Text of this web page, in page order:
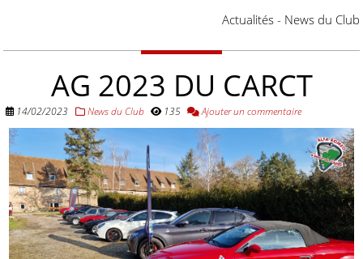
Actualités - News du Club
AG 2023 DU CARCT
14/02/2023 News du Club 135 Ajouter un commentaire